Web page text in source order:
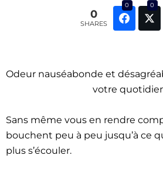
0
SHARES
0 0
Odeur nauséabonde et
votre
Sans même vous en rendre
bouchent peu à peu jusqu’à ce
plus s’écouler.